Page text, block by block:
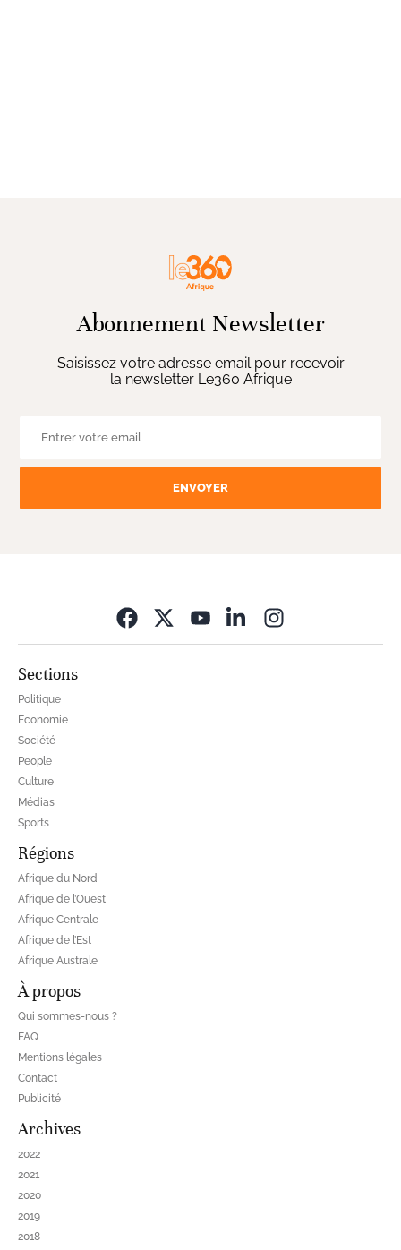
Abonnement Newsletter
Saisissez votre adresse email pour recevoir
la newsletter Le360 Afrique
ENVOYER
Sections
Politique
Economie
Société
People
Culture
Médias
Sports
Régions
Afrique du Nord
Afrique de l’Ouest
Afrique Centrale
Afrique de l’Est
Afrique Australe
À propos
Qui sommes-nous ?
FAQ
Mentions légales
Contact
Publicité
Archives
2022
2021
2020
2019
2018